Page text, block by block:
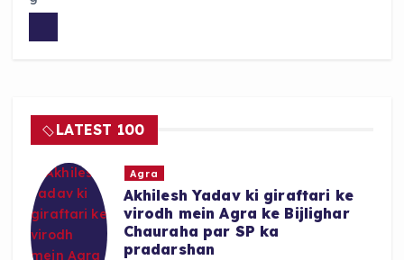
o
o
k
p
p
LATEST 100
Agra
Akhilesh Yadav ki giraftari ke
virodh mein Agra ke Bijlighar
Chauraha par SP ka
pradarshan